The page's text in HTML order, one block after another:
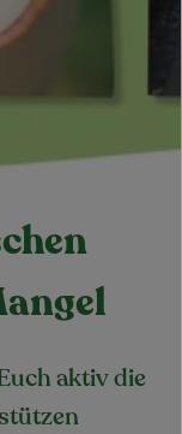
aktiv die